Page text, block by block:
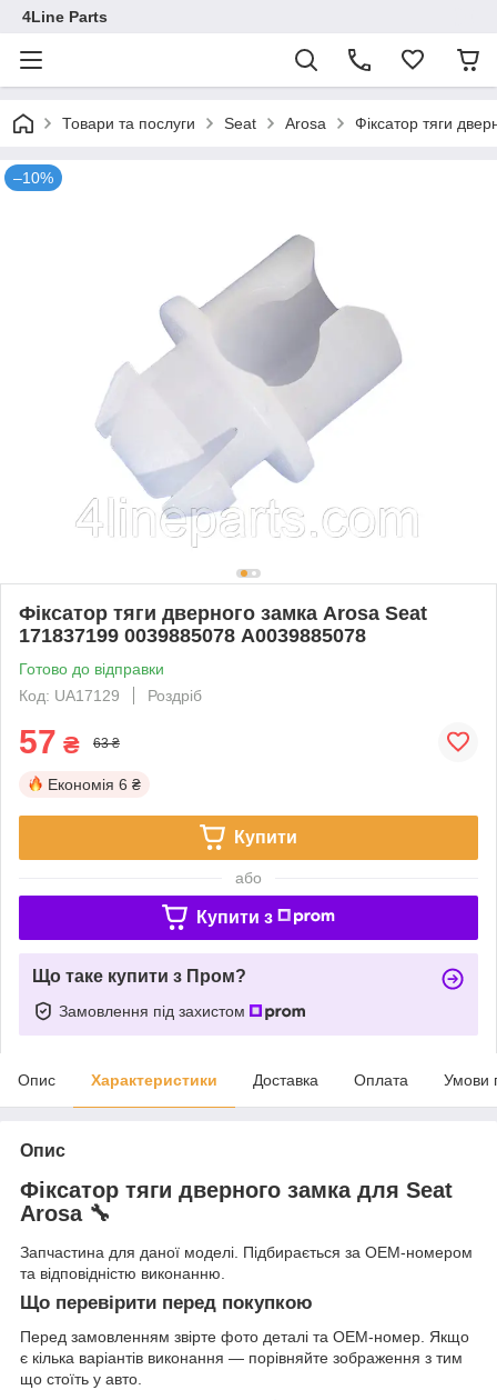
4Line Parts
Товари та послуги Seat Arosa Фіксатор тяги
–10%
Фіксатор тяги дверного замка Arosa Seat
171837199 0039885078 А0039885078
Готово до відправки
Код: UA17129
Роздріб
57 ₴ 63 ₴
Економія 6 ₴
Купити
або
Купити з
Що таке купити з Пром?
Замовлення під захистом
Опис Характеристики Доставка Оплата Умови
Опис
Фіксатор тяги дверного замка для Seat
Arosa 🔧
Запчастина для даної моделі. Підбирається за OEM-номером
та відповідністю виконанню.
Що перевірити перед покупкою
Перед замовленням звірте фото деталі та OEM-номер. Якщо
є кілька варіантів виконання — порівняйте зображення з тим
що стоїть у авто.